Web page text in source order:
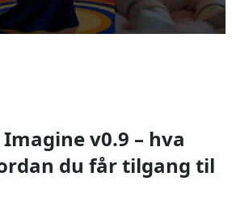
v0.9 – hva
du får tilgang til